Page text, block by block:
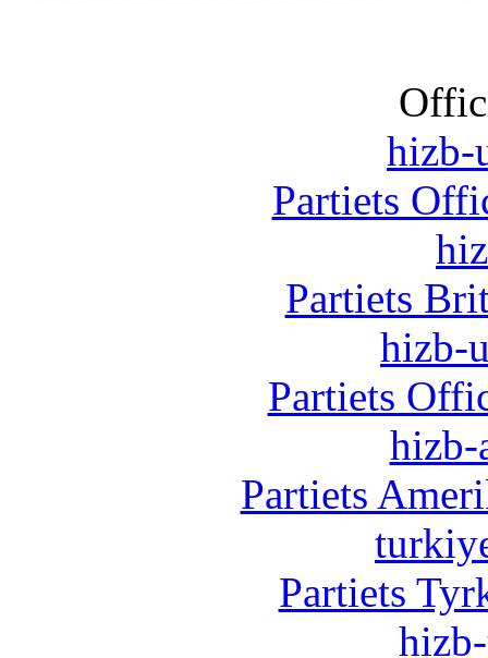
hizb-
Partiets
Partiets
hizb-
Partiets
hizb-
Partiets
Partiets